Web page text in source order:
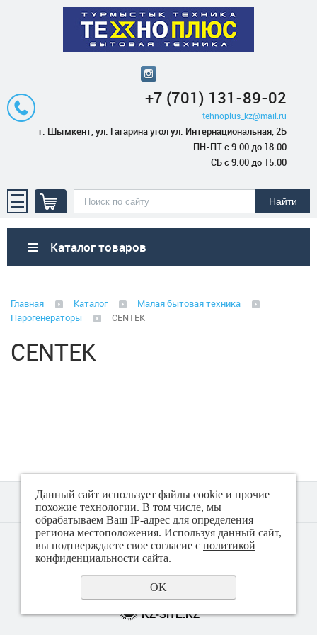
+7 (701) 131-89-02
tehnoplus_kz@mail.ru
г. Шымкент, ул. Гагарина угол ул. Интернациональная, 2Б
ПН-ПТ с 9.00 до 18.00
СБ с 9.00 до 15.00
Каталог товаров
Климатическая техника
Малая бытовая техника
Весы (напольные)
Гладильные системы, доски
Главная Каталог
Малая бытовая техника
Парогенераторы
CENTEK
CENTEK
© 2018 - 2026 Техно плюс
Политика конфиденциальности
KZ-SITE.KZ
Данный сайт использует файлы cookie и прочие
похожие технологии. В том числе, мы
обрабатываем Ваш IP-адрес для определения
региона местоположения. Используя данный сайт,
вы подтверждаете свое согласие с политикой
конфиденциальности сайта.
OK